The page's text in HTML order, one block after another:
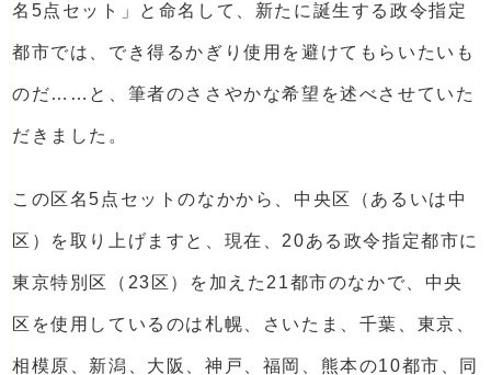
名5点セット」と命名して、新たに誕生する政令指定
都市では、でき得るかぎり使用を避けてもらいたいも
のだ……と、筆者のささやかな希望を述べさせていた
だきました。
この区名5点セットのなかから、中央区（あるいは中
区）を取り上げますと、現在、20ある政令指定都市に
東京特別区（23区）を加えた21都市のなかで、中央
区を使用しているのは札幌、さいたま、千葉、東京、
相模原、新潟、大阪、神戸、福岡、熊本の10都市、同